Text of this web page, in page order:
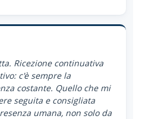
Ricezione continuativa
c'è sempre la
costante. Quello che mi
seguita e consigliata
umana, non solo da